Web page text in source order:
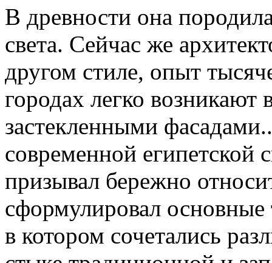
В древности она
света. Сейчас же
другом стиле, опыт
городах легко возникают
застекленными
современной
призывал бережно
сформулировал основные
в котором сочетались